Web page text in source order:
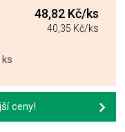
48,82 Kč/ks
40,35 Kč/ks
ks
ceny!